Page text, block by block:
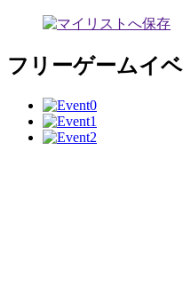
フリーゲームイ